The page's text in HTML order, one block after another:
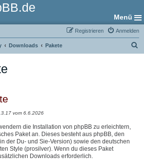
Menü
Anmelden
Registrieren
Downloads Pakete
vom 6.6.2026
die Installation von phpBB zu erleichtern,
Paket an. Dieses besteht aus phpBB, den
der Du- und Sie-Version) sowie den deutschen
Style (prosilver). Wenn du dieses Paket
Downloads erforderlich.